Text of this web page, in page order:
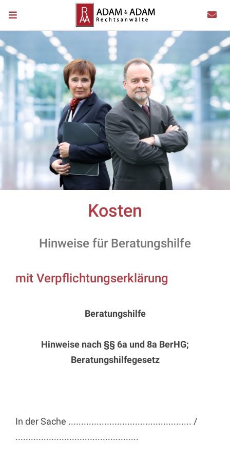
Kosten
Hinweise für Beratungshilfe
mit Verpflichtungserklärung
Beratungshilfe
Hinweise nach §§ 6a und 8a BerHG;
Beratungshilfegesetz
In der Sache ................................................ /
................................................